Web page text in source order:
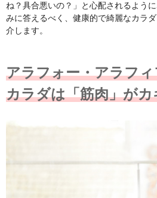
ね？具合悪いの？」と心配されるよう
みに答えるべく、健康的で綺麗なカラ
介します。
アラフォー・アラフ
カラダは「筋肉」がカ